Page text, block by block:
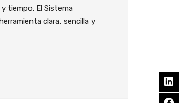
tiempo. El Sistema
clara, sencilla y